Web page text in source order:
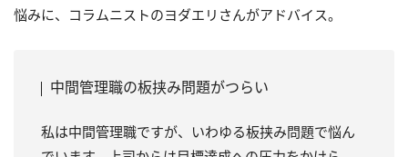
悩みに、コラムニストのヨダエリさんがアドバイス。
中間管理職の板挟み問題がつらい
私は中間管理職ですが、いわゆる板挟み問題で悩ん